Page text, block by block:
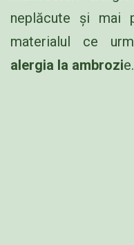
neplăcute și mai
materialul ce
alergia la ambrozie.